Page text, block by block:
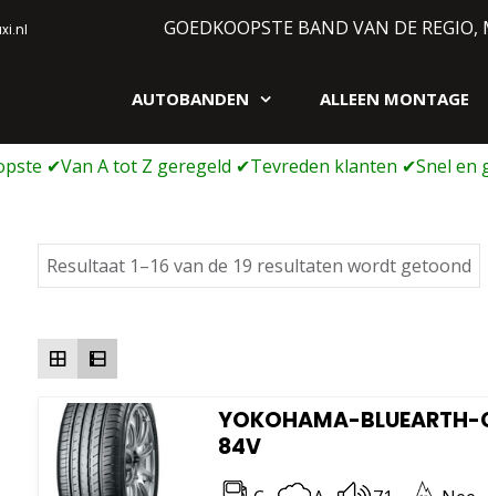
GOEDKOOPSTE BAND VAN DE
AUTOBANDEN ALLEEN MONTAGE
Resultaat 1–16 van de 19 resultaten wordt getoond
op
YOKOHAMA-BLUEARTH-
84V